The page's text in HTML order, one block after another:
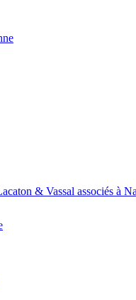
& Vassal associés à